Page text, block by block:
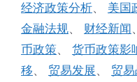
经济政策分析、 美国
金融法规、 财经新闻
币政策、 货币政策影
移、 贸易发展、 贸